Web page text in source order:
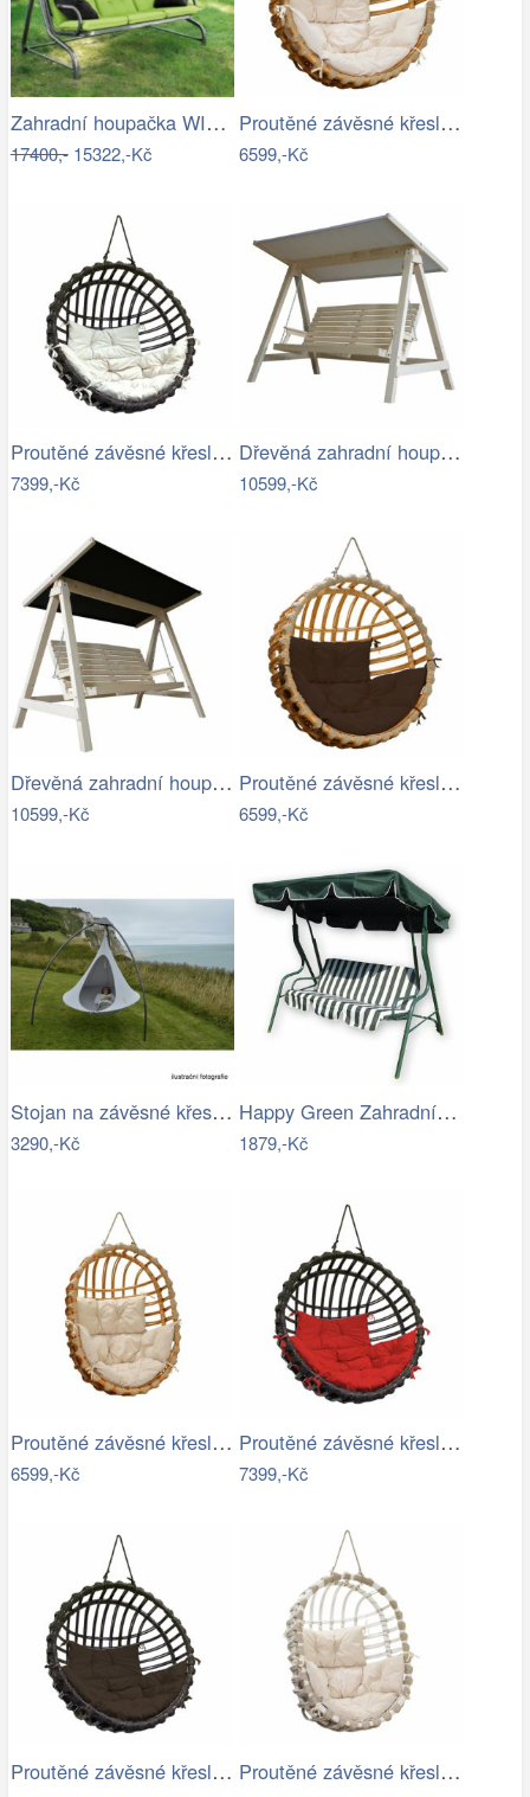
Zahradní houpačka WIENN - GD
17400,-15322,-Kč
Proutěné závěsné křeslo Elis, přírodní…
6599,-Kč
Proutěné závěsné křeslo Elis, hnědý rám…
7399,-Kč
Dřevěná zahradní houpačka Lucas pro 4…
10599,-Kč
Dřevěná zahradní houpačka Lucas pro 4…
10599,-Kč
Proutěné závěsné křeslo Elis, přírodní…
6599,-Kč
Stojan na závěsné křeslo HAKI Tempo…
3290,-Kč
Happy Green Zahradní houpačka Stripy II
1879,-Kč
Proutěné závěsné křeslo Lena, přírodní…
6599,-Kč
Proutěné závěsné křeslo Elis, hnědý rám…
7399,-Kč
Proutěné závěsné křeslo Elis, hnědý rám… Proutěné závěsné křeslo Lena, bílý rám…